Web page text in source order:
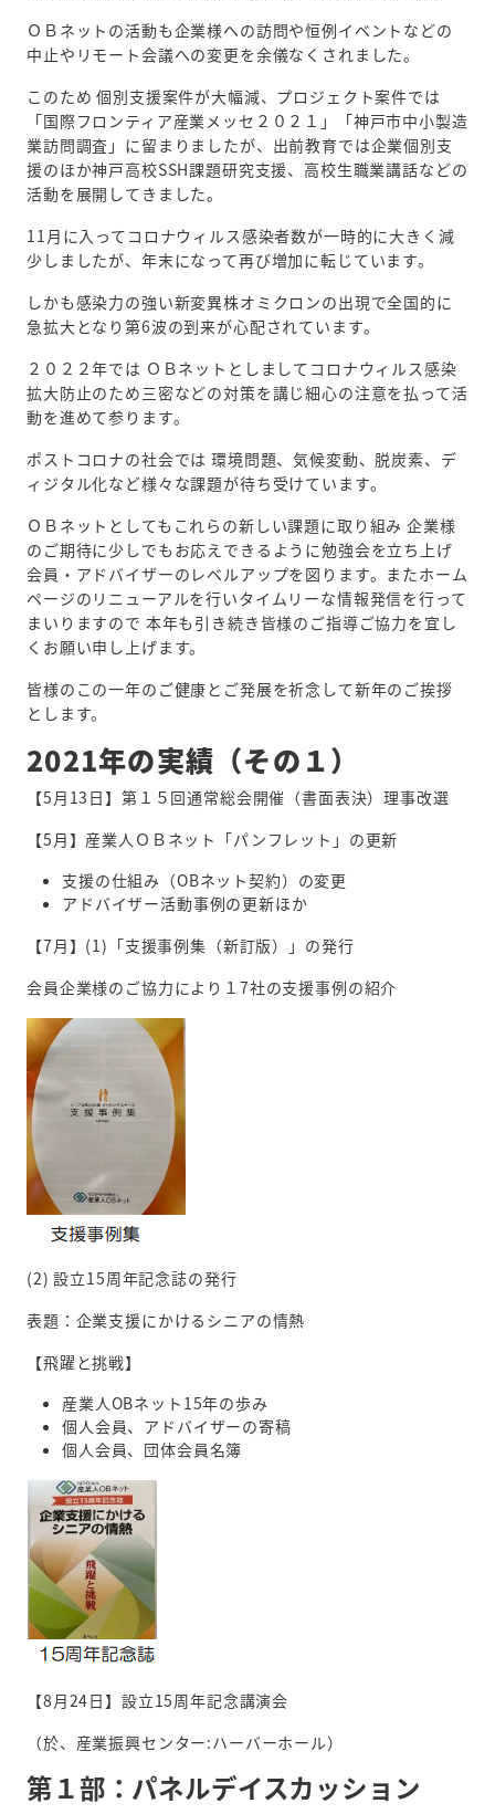
ＯＢネットの活動も企業様への訪問や恒例イベントなどの
中止やリモート会議への変更を余儀なくされました。
このため 個別支援案件が大幅減、プロジェクト案件では
「国際フロンティア産業メッセ２０２１」「神戸市中小製造
業訪問調査」に留まりましたが、出前教育では企業個別支
援のほか神戸高校SSH課題研究支援、高校生職業講話などの
活動を展開してきました。
11月に入ってコロナウィルス感染者数が一時的に大きく減
少しましたが、年末になって再び増加に転じています。
しかも感染力の強い新変異株オミクロンの出現で全国的に
急拡大となり第6波の到来が心配されています。
２０２２年では ＯＢネットとしましてコロナウィルス感染
拡大防止のため三密などの対策を講じ細心の注意を払って活
動を進めて参ります。
ポストコロナの社会では 環境問題、気候変動、脱炭素、デ
ィジタル化など様々な課題が待ち受けています。
ＯＢネットとしてもこれらの新しい課題に取り組み 企業様
のご期待に少しでもお応えできるように勉強会を立ち上げ
会員・アドバイザーのレベルアップを図ります。またホーム
ページのリニューアルを行いタイムリーな情報発信を行って
まいりますので 本年も引き続き皆様のご指導ご協力を宜し
くお願い申し上げます。
皆様のこの一年のご健康とご発展を祈念して新年のご挨拶
とします。
2021年の実績（その１）
【5月13日】第１５回通常総会開催（書面表決）理事改選
【5月】産業人ＯＢネット「パンフレット」の更新
支援の仕組み（OBネット契約）の変更
アドバイザー活動事例の更新ほか
【7月】(1)「支援事例集（新訂版）」の発行
会員企業様のご協力により１7社の支援事例の紹介
(2) 設立15周年記念誌の発行
表題：企業支援にかけるシニアの情熱
【飛躍と挑戦】
産業人OBネット15年の歩み
個人会員、アドバイザーの寄稿
個人会員、団体会員名簿
【8月24日】設立15周年記念講演会
（於、産業振興センター:ハーバーホール）
第１部：パネルデイスカッション